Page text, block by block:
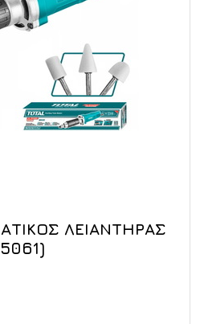
ΛΕΙΑΝΤΗΡΑΣ